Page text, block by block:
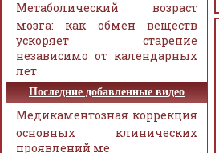
Метаболический возраст
мозга: как обмен веществ
ускоряет старение
независимо от календарных
лет
Последние добавленные видео
Медикаментозная коррекция
основных клинических
проявлений ме